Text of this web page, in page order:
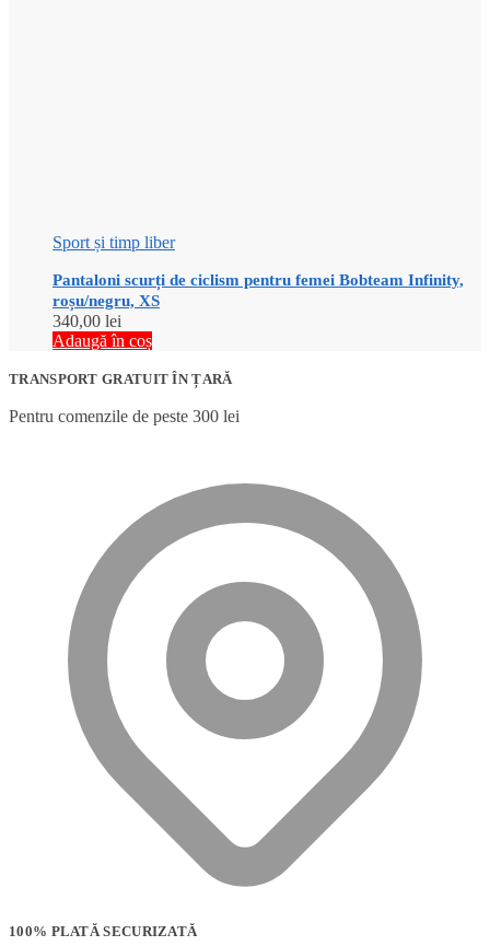
Sport și timp liber
Pantaloni scurți de ciclism pentru femei Bobteam Infinity,
roșu/negru, XS
340,00 lei
Adaugă în coș
TRANSPORT GRATUIT ÎN ȚARĂ
Pentru comenzile de peste 300 lei
100% PLATĂ SECURIZATĂ